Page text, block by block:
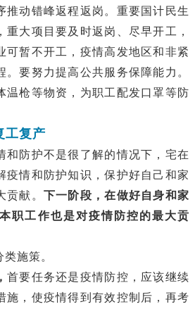
推动错峰返程返岗。重要国计民生
大项目要及时返岗、尽早开工，
可暂不开工，疫情高发地区和非紧
要努力提高公共服务保障能力。
温枪等物资，为职工配发口罩等防
工复产
和防护不是很了解的情况下，宅在
疫情和防护知识，保护好自己和家
献。 下一阶段，在做好自身和家
职工作也是对疫情防控的最大贡
施策。
首要任务还是疫情防控，应该继续
施，使疫情得到有效控制后，再考